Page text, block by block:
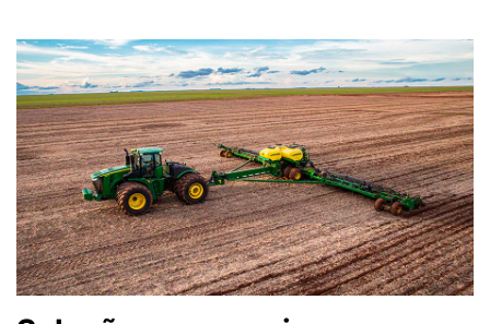
eficiente.